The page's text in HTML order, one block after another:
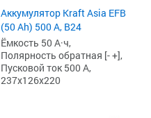
Аккумулятор Kraft Asia EFB
(50 Ah) 500 А, B24
Ёмкость 50 А·ч,
Полярность обратная [- +],
Пусковой ток 500 А,
237x126x220